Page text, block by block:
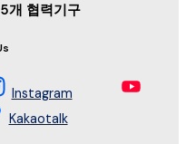
개 협력기구
Instagram
Kakaotalk